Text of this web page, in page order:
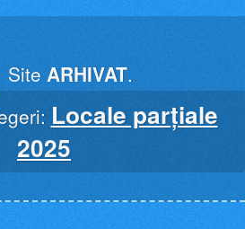
Site ARHIVAT.
Locale parțiale
2025